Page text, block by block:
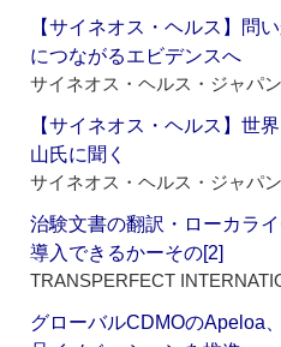
【サイネオス・ヘルス】問
につながるエビデンスへ
サイネオス・ヘルス・ジャパ
【サイネオス・ヘルス】
山氏に聞く
サイネオス・ヘルス・ジャパ
治験文書の翻訳・ローカラ
導入できるかーその[2]
TRANSPERFECT
グローバルCDMOのApeloa